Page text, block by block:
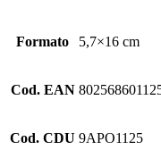
Formato 5,7×16 cm
Cod. EAN
Cod. CDU 9APO1125